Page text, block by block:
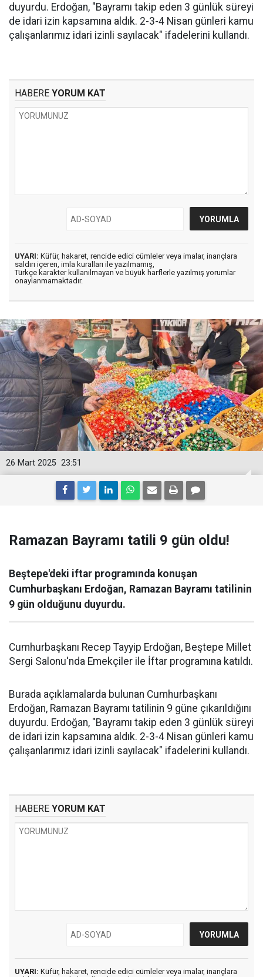
duyurdu. Erdoğan, "Bayramı takip eden 3 günlük süreyi
de idari izin kapsamına aldık. 2-3-4 Nisan günleri kamu
çalışanlarımız idari izinli sayılacak" ifadelerini kullandı.
HABERE YORUM KAT
UYARI: Küfür, hakaret, rencide edici cümleler veya imalar, inançlara
saldırı içeren, imla kuralları ile yazılmamış,
Türkçe karakter kullanılmayan ve büyük harflerle yazılmış yorumlar
onaylanmamaktadır.
23:51
26 Mart 2025
Ramazan Bayramı tatili 9 gün oldu!
Beştepe'deki iftar programında konuşan
Cumhurbaşkanı Erdoğan, Ramazan Bayramı tatilinin
9 gün olduğunu duyurdu.
Cumhurbaşkanı Recep Tayyip Erdoğan, Beştepe Millet
Sergi Salonu'nda Emekçiler ile İftar programına katıldı.
Burada açıklamalarda bulunan Cumhurbaşkanı
Erdoğan, Ramazan Bayramı tatilinin 9 güne çıkarıldığını
duyurdu. Erdoğan, "Bayramı takip eden 3 günlük süreyi
de idari izin kapsamına aldık. 2-3-4 Nisan günleri kamu
çalışanlarımız idari izinli sayılacak" ifadelerini kullandı.
HABERE YORUM KAT
UYARI: Küfür, hakaret, rencide edici cümleler veya imalar, inançlara